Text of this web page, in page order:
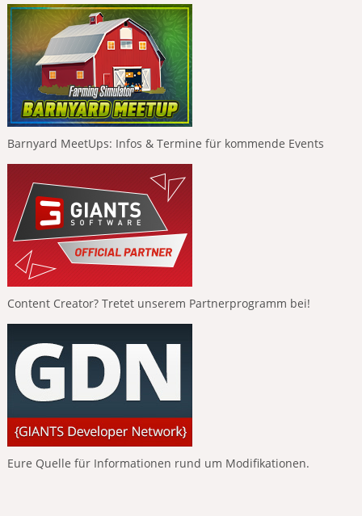
Barnyard MeetUps: Infos & Termine für kommende Events
Content Creator? Tretet unserem Partnerprogramm bei!
Eure Quelle für Informationen rund um Modifikationen.